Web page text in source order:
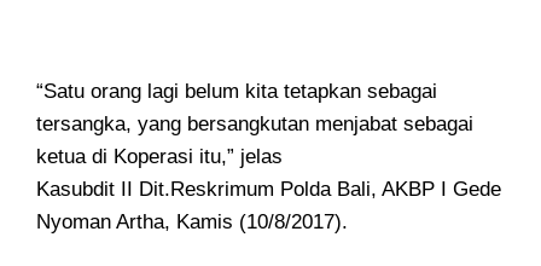
“Satu orang lagi belum kita tetapkan sebagai
tersangka, yang bersangkutan menjabat sebagai
ketua di Koperasi itu,” jelas
Kasubdit II Dit.Reskrimum Polda Bali, AKBP I Gede
Nyoman Artha, Kamis (10/8/2017).